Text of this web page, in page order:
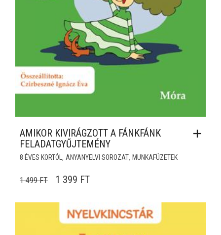
AMIKOR KIVIRÁGZOTT A FÁNKFÁNK
FELADATGYŰJTEMÉNY
8 ÉVES KORTÓL , ANYANYELVI SOROZAT, MUNKAFÜZETEK
1 499FT ORIGINAL PRICE WAS: 1 499 FT.
1 399 FTCURRENT PRICE IS: 1 399 FT.